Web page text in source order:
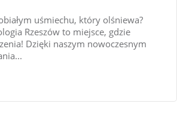
uśmiechu, który olśniewa?
Rzeszów to miejsce, gdzie
Dzięki naszym nowoczesnym